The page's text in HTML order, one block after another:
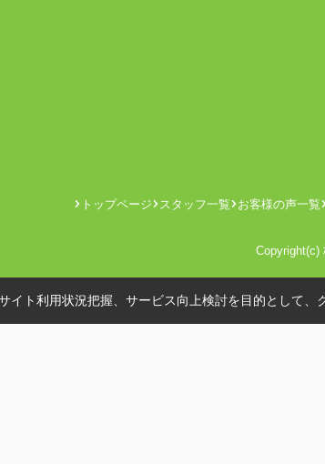
トップページ スタッフ一覧 お客様の声一覧
Copyright(c)
イト利用状況把握、サービス向上検討を目的として、